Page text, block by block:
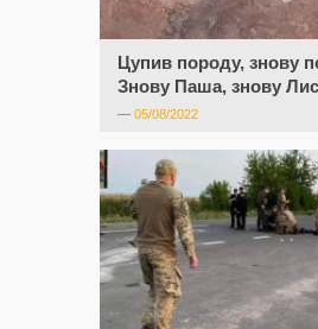
Цупив породу, знову
Знову Паша, знову
— 05/08/2022